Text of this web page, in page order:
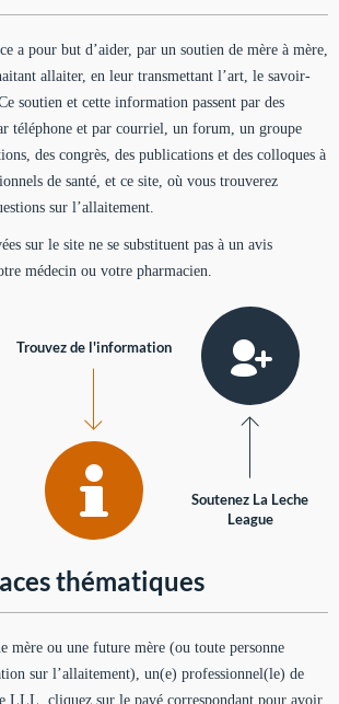
a pour but d’aider, par un soutien de mère à mère,
allaiter, en leur transmettant l’art, le savoir-
soutien et cette information passent par des
téléphone et par courriel, un forum, un groupe
des congrès, des publications et des colloques à
de santé, et ce site, où vous trouverez
sur l’allaitement.
sur le site ne se substituent pas à un avis
médecin ou votre pharmacien.
Trouvez de l'information
Soutenez La Leche
League
thématiques
mère ou une future mère (ou toute personne
sur l’allaitement), un(e) professionnel(le) de
LLL, cliquez sur le pavé correspondant pour avoir